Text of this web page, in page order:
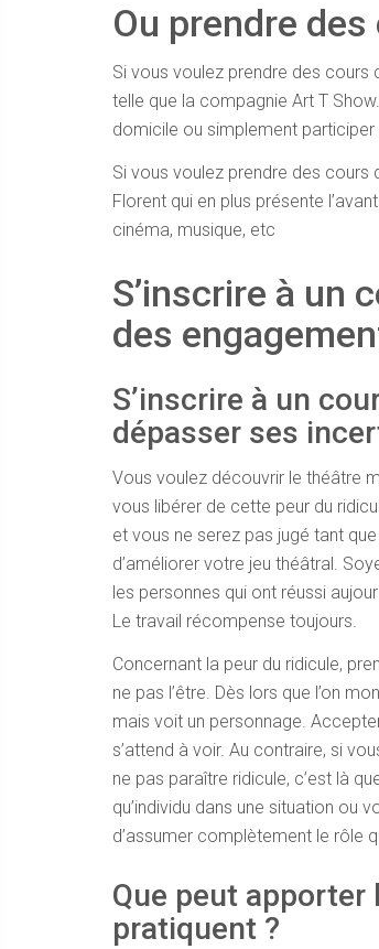
Ou prendre
Si vous voulez prendre des cours
telle que la compagnie Art T
domicile ou simplement
Si vous voulez prendre des
Florent qui en plus présente
cinéma, musique, etc
S’inscrire à un
des
S’inscrire à un
dépasser ses
Vous voulez découvrir le théâtre
vous libérer de cette peur du
et vous ne serez pas jugé tant
d’améliorer votre jeu théâtral.
les personnes qui ont réussi
Le travail récompense toujours.
Concernant la peur du ridicule,
ne pas l’être. Dès lors que l’on
mais voit un personnage.
s’attend à voir. Au contraire, si
ne pas paraître ridicule, c’est là
qu’individu dans une situation ou
d’assumer complètement le rôle
Que peut apporter
pratiquent ?